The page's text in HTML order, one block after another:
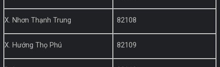
X. Nhơn Thạnh Trung 82108
X. Hướng Thọ Phú 82109